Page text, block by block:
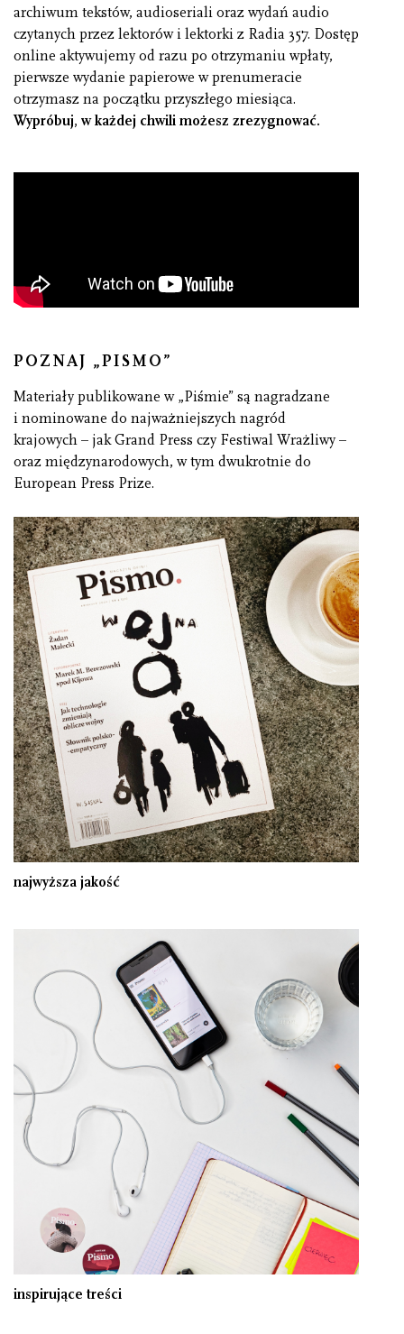
archiwum tekstów, audioseriali oraz wydań audio
czytanych przez lektorów i lektorki z Radia 357. Dostęp
online aktywujemy od razu po otrzymaniu wpłaty,
pierwsze wydanie papierowe w prenumeracie
otrzymasz na początku przyszłego miesiąca.
Wypróbuj, w każdej chwili możesz zrezygnować.
POZNAJ „PISMO”
Materiały publikowane w „Piśmie” są nagradzane
i nominowane do najważniejszych nagród
krajowych – jak Grand Press czy Festiwal Wrażliwy –
oraz międzynarodowych, w tym dwukrotnie do
European Press Prize.
najwyższa jakość
inspirujące treści